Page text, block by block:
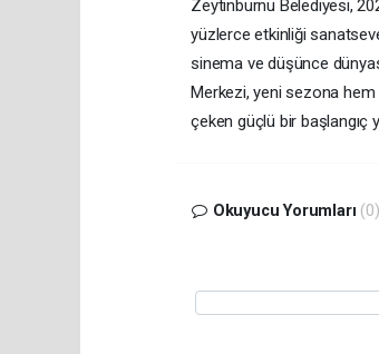
Zeytinburnu Belediyesi,
yüzlerce etkinliği
sinema ve düşünce
Merkezi, yeni sezona hem
çeken güçlü bir başlangıç
Okuyucu Yorumları (0)